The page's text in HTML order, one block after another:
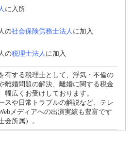
に入所
の社会保険労務士法人 に加入
の税理士法人 に加入
有する税理士として、浮気・不倫の
離婚問題の解決、離婚に関する税金
幅広くお受けしております。
スや日常トラブルの解説など、テレ
メディアへの出演実績も豊富です
会所属）。